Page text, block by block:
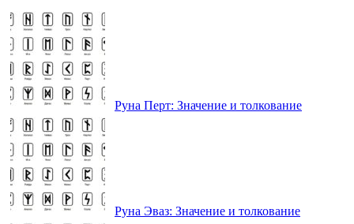
Руна Перт: Значение и толкование
Руна Эваз: Значение и толкование